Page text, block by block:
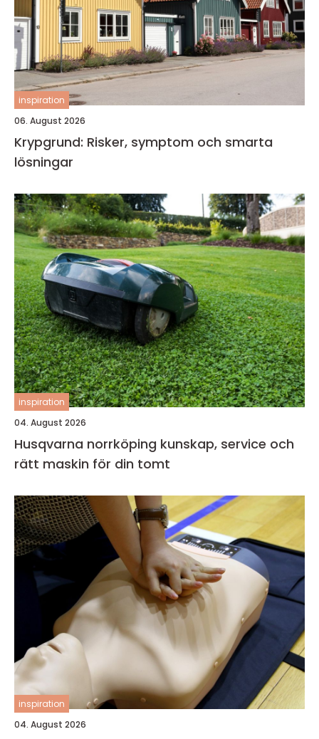
inspiration
06. August 2026
Krypgrund: Risker, symptom och smarta
lösningar
inspiration
04. August 2026
Husqvarna norrköping kunskap, service och
rätt maskin för din tomt
inspiration
04. August 2026